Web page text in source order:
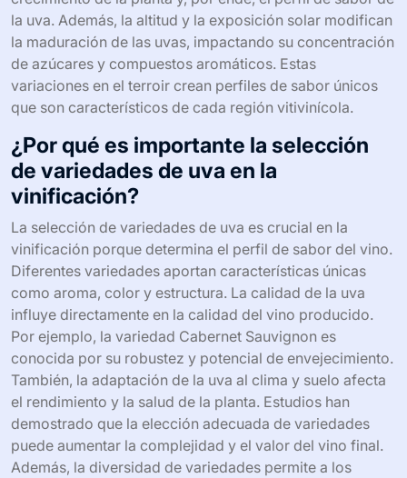
la uva. Además, la altitud y la exposición solar modifican
la maduración de las uvas, impactando su concentración
de azúcares y compuestos aromáticos. Estas
variaciones en el terroir crean perfiles de sabor únicos
que son característicos de cada región vitivinícola.
¿Por qué es importante la selección
de variedades de uva en la
vinificación?
La selección de variedades de uva es crucial en la
vinificación porque determina el perfil de sabor del vino.
Diferentes variedades aportan características únicas
como aroma, color y estructura. La calidad de la uva
influye directamente en la calidad del vino producido.
Por ejemplo, la variedad Cabernet Sauvignon es
conocida por su robustez y potencial de envejecimiento.
También, la adaptación de la uva al clima y suelo afecta
el rendimiento y la salud de la planta. Estudios han
demostrado que la elección adecuada de variedades
puede aumentar la complejidad y el valor del vino final.
Además, la diversidad de variedades permite a los